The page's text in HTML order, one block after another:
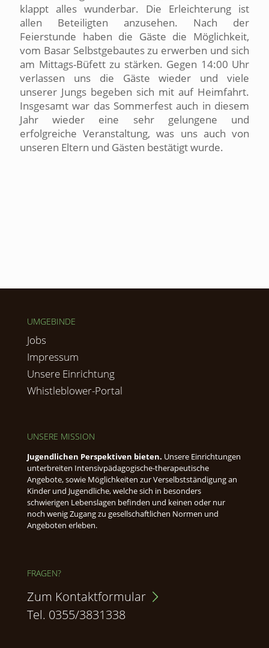
klappt alles wunderbar. Die Erleichterung ist
allen Beteiligten anzusehen. Nach der
Feierstunde haben die Gäste die Möglichkeit,
vom Basar Selbstgebautes zu erwerben und sich
am Mittags-Büfett zu stärken. Gegen 14:00 Uhr
verlassen uns die Gäste wieder und viele
unserer Jungs begeben sich mit auf Heimfahrt.
Insgesamt war das Sommerfest auch in diesem
Jahr wieder eine sehr gelungene und
erfolgreiche Veranstaltung, was uns auch von
unseren Eltern und Gästen bestätigt wurde.
UMGEBINDE
Jobs
Impressum
Unsere Einrichtung
Whistleblower-Portal
UNSERE MISSION
Jugendlichen Perspektiven bieten. Unsere Einrichtungen
unterbreiten Intensivpädagogische-therapeutische
Angebote, sowie Möglichkeiten zur Verselbstständigung an
Kinder und Jugendliche, welche sich in besonders
schwierigen Lebenslagen befinden und keinen oder nur
noch wenig Zugang zu gesellschaftlichen Normen und
Angeboten erleben.
FRAGEN?
Zum Kontaktformular
Tel. 0355/3831338